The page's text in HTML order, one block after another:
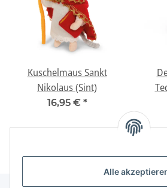
Alle
Kuschelmaus Sankt
Nikolaus (Sint)
16,95 € *